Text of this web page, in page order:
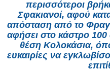
περισσότεροι
Σφακιανοί, αφού
απόσταση από το
αφήσει στο κάστρο
θέση Κολοκάσια,
ευκαιρίες να